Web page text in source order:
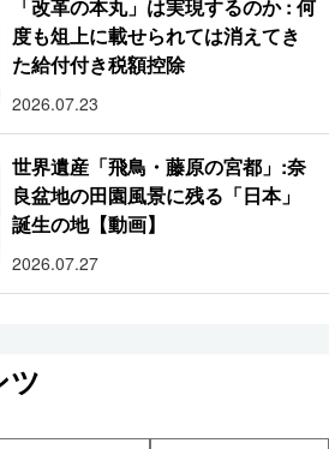
「改革の本丸」は実現するのか : 何
度も俎上に載せられては消えてき
た給付付き税額控除
2026.07.23
世界遺産「飛鳥・藤原の宮都」:奈
良盆地の田園風景に残る「日本」
誕生の地【動画】
2026.07.27
ツ